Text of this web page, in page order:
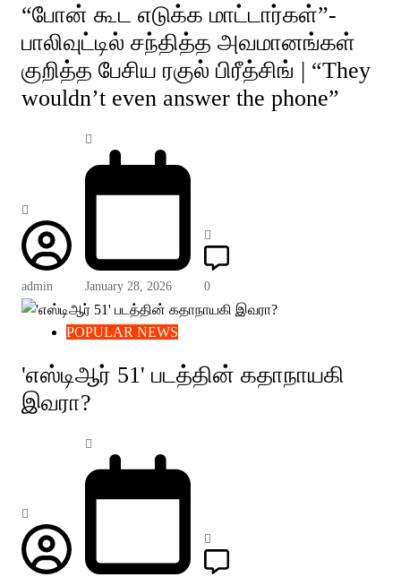
“போன் கூட எடுக்க மாட்டார்கள்”-
பாலிவுட்டில் சந்தித்த அவமானங்கள்
குறித்த பேசிய ரகுல் பிரீத்சிங் | “They
wouldn’t even answer the phone”
admin January 28, 2026 0
POPULAR NEWS
'எஸ்டிஆர் 51' படத்தின் கதாநாயகி
இவரா?